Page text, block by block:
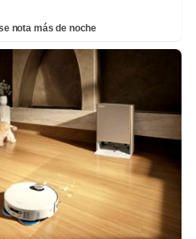
nota más de noche